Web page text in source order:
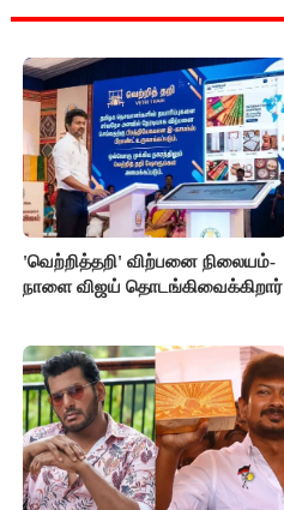
'வெற்றித்தறி' விற்பனை நிலையம்-
நாளை விஜய் தொடங்கிவைக்கிறார்